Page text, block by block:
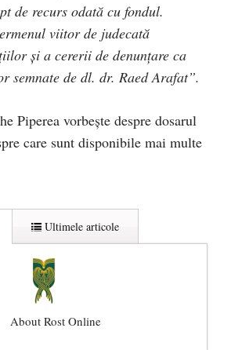
de recurs odată cu fondul.
viitor de judecată
şi a cererii de denunţare ca
semnate de dl. dr. Raed Arafat”.
Piperea vorbește despre dosarul
care sunt disponibile mai multe
Ultimele articole
About Rost Online